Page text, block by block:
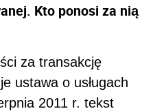
Kto ponosi za nią
za transakcję
ustawa o usługach
2011 r. tekst